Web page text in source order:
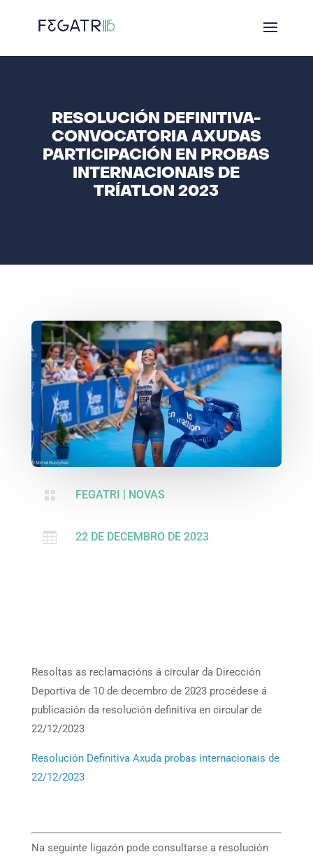
RESOLUCIÓN DEFINITIVA-
CONVOCATORIA AXUDAS
PARTICIPACIÓN EN PROBAS
INTERNACIONAIS DE
TRÍATLON 2023
 FEGATRI | NOVAS
 22 DE DECEMBRO DE 2023
Resoltas as reclamacións á circular da Dirección
Deportiva de 10 de decembro de 2023 procédese á
publicación da resolución definitiva en circular de
22/12/2023
Resolución Definitiva Axuda probas internacionais de
22/12/2023
Na seguinte ligazón pode consultarse a resolución